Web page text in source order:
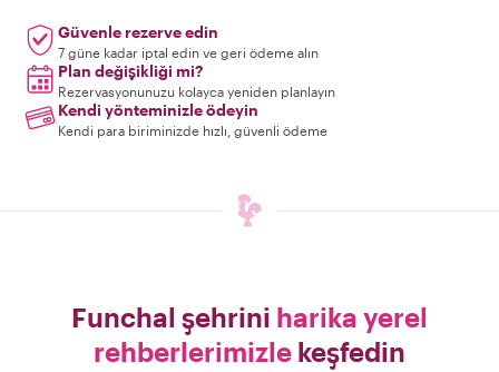
Güvenle rezerve edin
7 güne kadar iptal edin ve geri ödeme alın
Plan değişikliği mi?
Rezervasyonunuzu kolayca yeniden planlayın
Kendi yönteminizle ödeyin
Kendi para biriminizde hızlı, güvenli ödeme
Funchal şehrini harika yerel
rehberlerimizle keşfedin